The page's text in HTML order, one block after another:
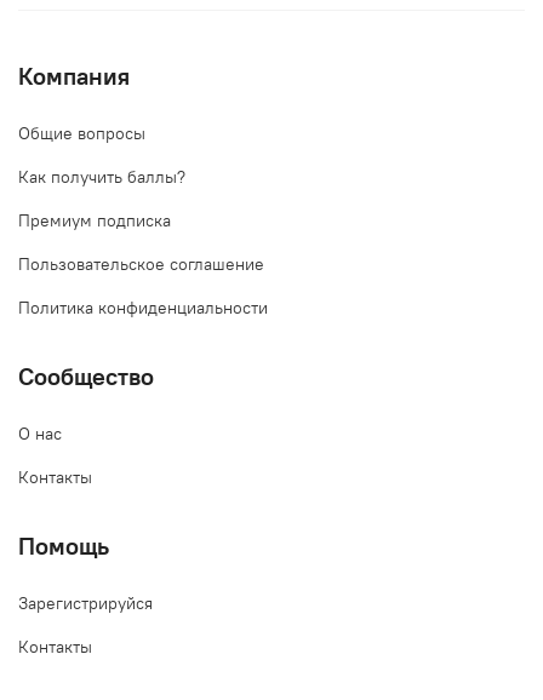
Компания
Общие вопросы
Как получить баллы?
Премиум подписка
Пользовательское соглашение
Политика конфиденциальности
Сообщество
О нас
Контакты
Помощь
Зарегистрируйся
Контакты